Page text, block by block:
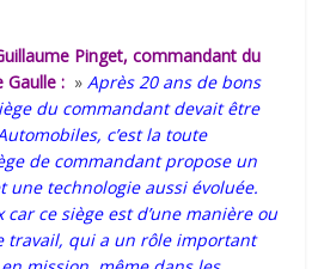
Pinget, commandant du
Gaulle : »Après 20 ans de bons
du commandant devait être
c’est la toute
de commandant propose un
une technologie aussi évoluée.
car ce siège est d’une manière ou
travail, qui a un rôle important